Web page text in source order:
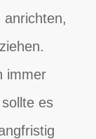
anrichten,
immer
es